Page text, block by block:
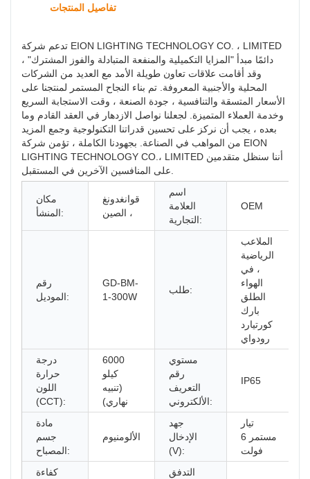
تفاصيل المنتجات
تدعم شركة EION LIGHTING TECHNOLOGY CO. ، LIMITED
دائمًا مبدأ "المزايا التكميلية والمنفعة المتبادلة والفوز المشترك" ،
وقد أقامت علاقات تعاون طويلة الأمد مع العديد من الشركات
المحلية والأجنبية المعروفة. تم بناء النجاح المستمر لمنتجنا على
الأسعار المتسقة والتنافسية ، جودة الصنعة ، وقت الاستجابة السريع
وخدمة العملاء المتميزة. لجعلنا نواصل الازدهار في العقد القادم وما
بعده ، يجب أن نركز على تحسين قدراتنا التكنولوجية وجمع المزيد
من المواهب في الصناعة. بجهودنا الكاملة ، تؤمن شركة EION
LIGHTING TECHNOLOGY CO.، LIMITED أننا سنظل متقدمين
على المنافسين الآخرين في المستقبل.
مكان
المنشأ:
قوانغدونغ
، الصين
اسم
العلامة
التجارية:
OEM
رقم
الموديل:
GD-BM-
1-300W
طلب:
الملاعب
الرياضية
، في
الهواء
الطلق
بارك
كورتيارد
رودواي
درجة
حرارة
اللون
(CCT):
6000
كيلو
(تنبيه
نهاري)
مستوي
رقم
التعريف
الألكتروني:
IP65
مادة
جسم
المصباح:
الألومنيوم
جهد
الإدخال
(V):
تيار
مستمر 6
فولت
كفاءة
التدفق